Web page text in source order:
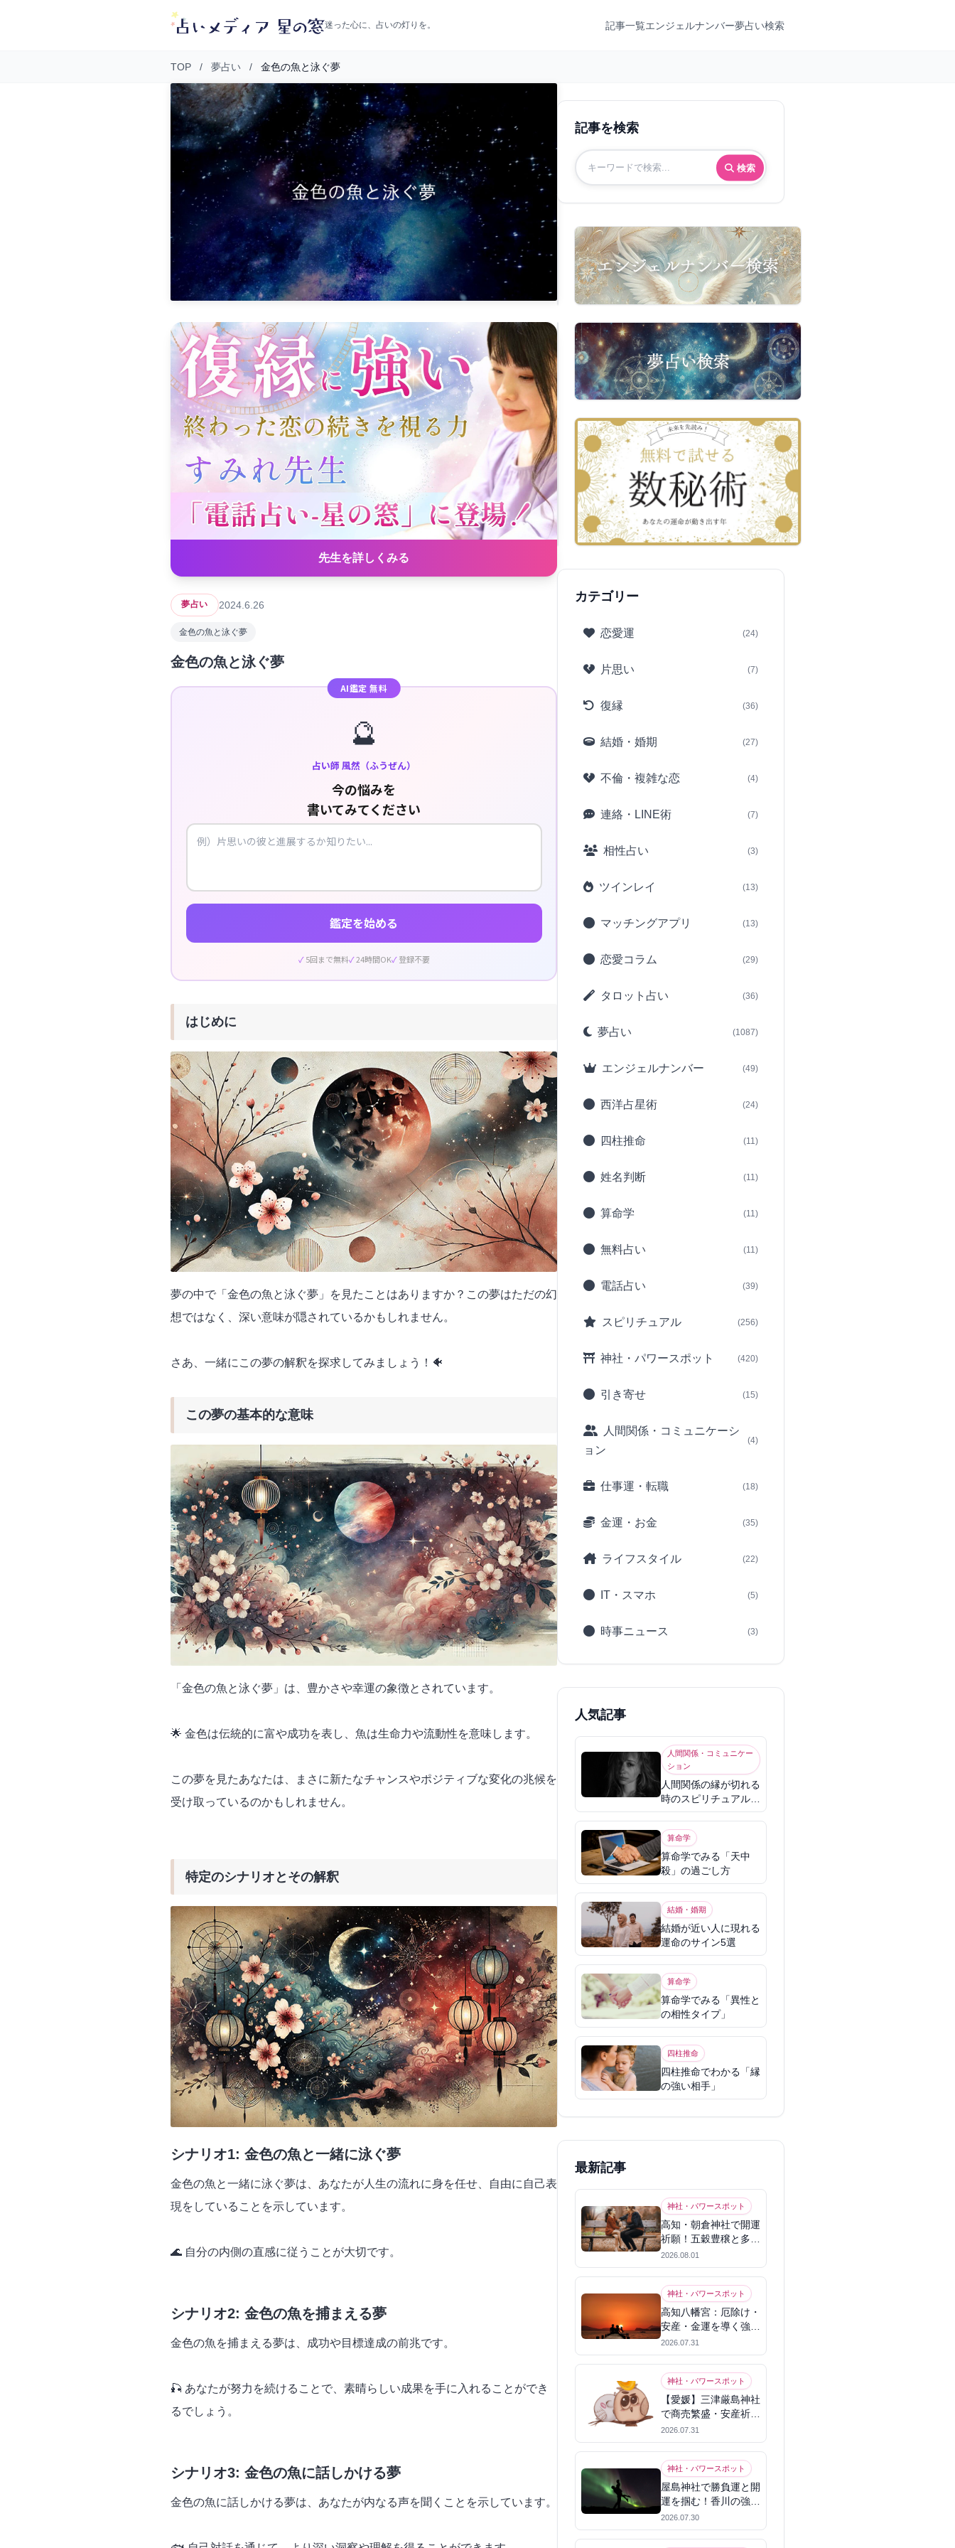
迷った心に、占いの灯りを。 記事一覧エンジェルナンバー夢占い検索
TOP / 夢占い / 金色の魚と泳ぐ夢
先生を詳しくみる
夢占い 2024.6.26
金色の魚と泳ぐ夢
金色の魚と泳ぐ夢
AI鑑定 無料
🔮
占い師 風然（ふうぜん）
今の悩みを
書いてみてください
鑑定を始める
5回まで無料 24時間OK 登録不要
はじめに
夢の中で「金色の魚と泳ぐ夢」を見たことはありますか？この夢はただの幻
想ではなく、深い意味が隠されているかもしれません。
さあ、一緒にこの夢の解釈を探求してみましょう！🐠
この夢の基本的な意味
「金色の魚と泳ぐ夢」は、豊かさや幸運の象徴とされています。
🌟 金色は伝統的に富や成功を表し、魚は生命力や流動性を意味します。
この夢を見たあなたは、まさに新たなチャンスやポジティブな変化の兆候を
受け取っているのかもしれません。
特定のシナリオとその解釈
シナリオ1: 金色の魚と一緒に泳ぐ夢
金色の魚と一緒に泳ぐ夢は、あなたが人生の流れに身を任せ、自由に自己表
現をしていることを示しています。
🌊 自分の内側の直感に従うことが大切です。
シナリオ2: 金色の魚を捕まえる夢
金色の魚を捕まえる夢は、成功や目標達成の前兆です。
🎣 あなたが努力を続けることで、素晴らしい成果を手に入れることができ
るでしょう。
シナリオ3: 金色の魚に話しかける夢
金色の魚に話しかける夢は、あなたが内なる声を聞くことを示しています。
記事を検索
検索
カテゴリー
恋愛運 (24)
片思い (7)
復縁 (36)
結婚・婚期 (27)
不倫・複雑な恋 (4)
連絡・LINE術 (7)
相性占い (3)
ツインレイ (13)
マッチングアプリ (13)
恋愛コラム (29)
タロット占い (36)
夢占い (1087)
エンジェルナンバー (49)
西洋占星術 (24)
四柱推命 (11)
姓名判断 (11)
算命学 (11)
無料占い (11)
電話占い (39)
スピリチュアル (256)
神社・パワースポット (420)
引き寄せ (15)
人間関係・コミュニケーシ
ョン
(4)
仕事運・転職 (18)
金運・お金 (35)
ライフスタイル (22)
IT・スマホ (5)
時事ニュース (3)
人気記事
人間関係・コミュニケー
ション
人間関係の縁が切れる
時のスピリチュアル意
味
算命学
算命学でみる「天中
殺」の過ごし方
結婚・婚期
結婚が近い人に現れる
運命のサイン5選
算命学
算命学でみる「異性と
の相性タイプ」
四柱推命
四柱推命でわかる「縁
の強い相手」
最新記事
神社・パワースポット
高知・朝倉神社で開運
祈願！五穀豊穣と多幸
を呼ぶパワースポット
2026.08.01
神社・パワースポット
高知八幡宮：厄除け・
安産・金運を導く強力
パワースポット
2026.07.31
神社・パワースポット
【愛媛】三津厳島神社
で商売繁盛・安産祈
願！宗像三女神のパワ
ーを授かる
2026.07.31
神社・パワースポット
屋島神社で勝負運と開
運を掴む！香川の強力
パワースポット
2026.07.30